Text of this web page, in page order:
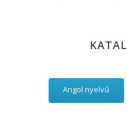
Angol nyelvű